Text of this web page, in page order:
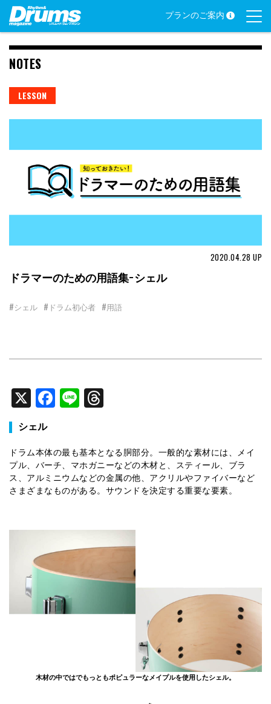
Skip
content
プランのご案内
NOTES
LESSON
2020.04.28 UP
ドラマーのための用語集−シェル
#シェル #ドラム初心者 #用語
X Facebook
Line
シェル
ドラム本体の最も基本となる胴部分。一般的な素材には、メイ
プル、バーチ、マホガニーなどの木材と、スティール、ブラ
ス、アルミニウムなどの金属の他、アクリルやファイバーなど
さまざまなものがある。サウンドを決定する重要な要素。
木材の中ではでもっともポピュラーなメイプルを使用したシェル。